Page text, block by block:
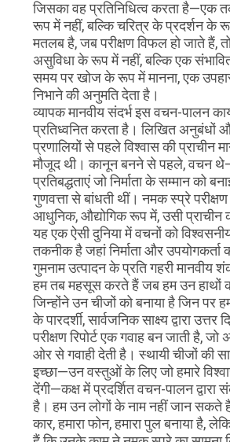
जिसका वह प्रतिनिधित्व करता है—एक
रूप में नहीं, बल्कि चरित्र के प्रदर्शन के
मतलब है, जब परीक्षण विफल हो जाते हैं,
असुविधा के रूप में नहीं, बल्कि एक
समय पर खोज के रूप में मानना, एक
निभाने की अनुमति देता है।
व्यापक मानवीय संदर्भ इस वचन-पालन
प्रतिध्वनित करता है। लिखित अनुबंधों
प्रणालियों से पहले विश्वास की प्राचीन
मौजूद थी। कानून बनने से पहले, वचन
प्रतिबद्धताएं जो निर्माता के सम्मान को
गुणवत्ता से बांधती थीं। नमक स्प्रे
आधुनिक, औद्योगिक रूप में, उसी प्राचीन
यह एक ऐसी दुनिया में वचनों को
तकनीक है जहां निर्माता और उपयोगकर्ता
गुमनाम उत्पादन के प्रति गहरी मानवीय
हम तब महसूस करते हैं जब हम उन हाथों
जिन्होंने उन चीजों को बनाया है जिन पर
के पारदर्शी, सार्वजनिक साक्ष्य द्वारा उत्तर
परीक्षण रिपोर्ट एक गवाह बन जाती है, जो
ओर से गवाही देती है। स्थायी चीजों की
इच्छा—उन वस्तुओं के लिए जो हमारे
देंगी—कक्ष में प्रदर्शित वचन-पालन द्वारा
है। हम उन लोगों के नाम नहीं जान सकते हैं
कार, हमारा फोन, हमारा पुल बनाया है,